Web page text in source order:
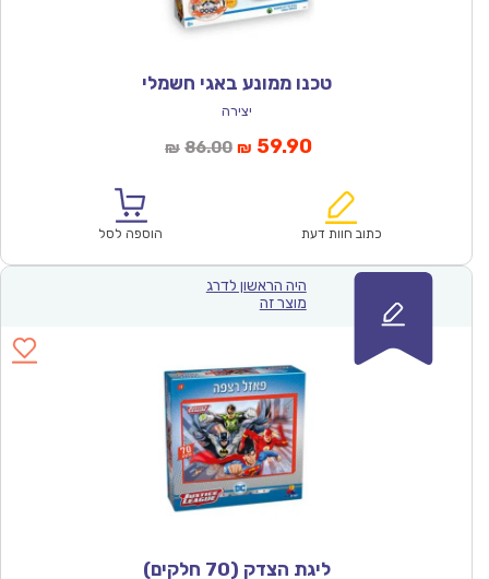
טכנו ממונע באגי חשמלי
יצירה
₪ 86.00המחיר
₪86.00.
₪ 59.90המחיר
הוא:
כתוב חוות דעת הוספה לסל
היה הראשון לדרג
מוצר זה
ליגת הצדק (70 חלקים)